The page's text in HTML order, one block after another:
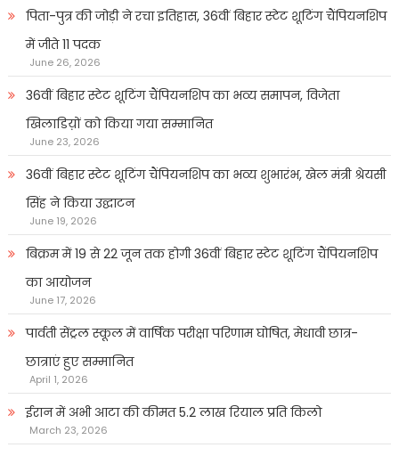
पिता-पुत्र की जोड़ी ने रचा इतिहास, 36वीं बिहार स्टेट शूटिंग चैंपियनशिप
में जीते 11 पदक
June 26, 2026
36वीं बिहार स्टेट शूटिंग चैंपियनशिप का भव्य समापन, विजेता
खिलाडिय़ों को किया गया सम्मानित
June 23, 2026
36वीं बिहार स्टेट शूटिंग चैंपियनशिप का भव्य शुभारंभ, खेल मंत्री श्रेयसी
सिंह ने किया उद्घाटन
June 19, 2026
बिक्रम में 19 से 22 जून तक होगी 36वीं बिहार स्टेट शूटिंग चैंपियनशिप
का आयोजन
June 17, 2026
पार्वती सेंट्रल स्कूल में वार्षिक परीक्षा परिणाम घोषित, मेधावी छात्र-
छात्राएं हुए सम्मानित
April 1, 2026
ईरान में अभी आटा की कीमत 5.2 लाख रियाल प्रति किलो
March 23, 2026